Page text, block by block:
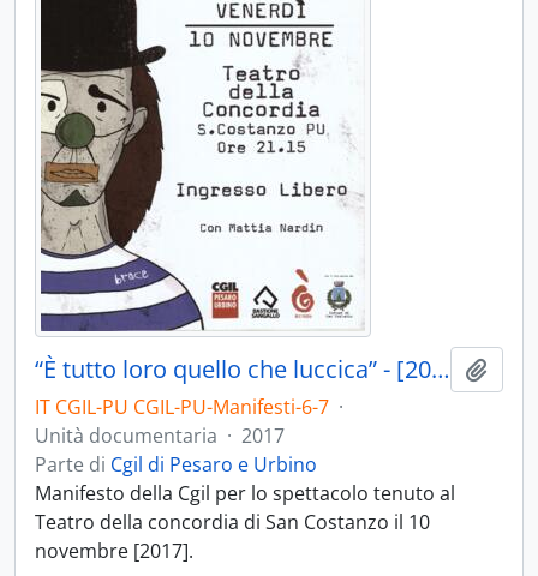
“È tutto loro quello che luccica” - [2017]
IT CGIL-PU CGIL-PU-Manifesti-6-7 ·
Unità documentaria · 2017
Parte di Cgil di Pesaro e Urbino
Manifesto della Cgil per lo spettacolo tenuto al
Teatro della concordia di San Costanzo il 10
novembre [2017].